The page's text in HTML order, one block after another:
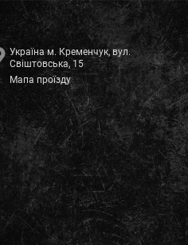
Україна м. Кременчук, вул.
Свіштовська, 15
Мапа проїзду